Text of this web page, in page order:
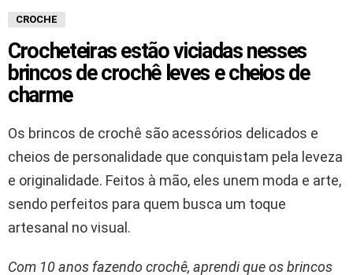
CROCHE
Crocheteiras estão viciadas nesses
brincos de crochê leves e cheios de
charme
Os brincos de crochê são acessórios delicados e
cheios de personalidade que conquistam pela leveza
e originalidade. Feitos à mão, eles unem moda e arte,
sendo perfeitos para quem busca um toque
artesanal no visual.
Com 10 anos fazendo crochê, aprendi que os brincos